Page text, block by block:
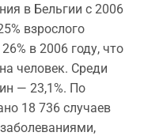
в Бельгии с 2006
взрослого
в 2006 году, что
человек. Среди
— 23,1%. По
18 736 случаев